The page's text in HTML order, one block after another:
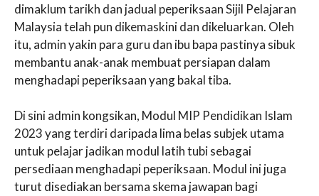
dimaklum tarikh dan jadual peperiksaan Sijil Pelajaran
Malaysia telah pun dikemaskini dan dikeluarkan. Oleh
itu, admin yakin para guru dan ibu bapa pastinya sibuk
membantu anak-anak membuat persiapan dalam
menghadapi peperiksaan yang bakal tiba.
Di sini admin kongsikan, Modul MIP Pendidikan Islam
2023 yang terdiri daripada lima belas subjek utama
untuk pelajar jadikan modul latih tubi sebagai
persediaan menghadapi peperiksaan. Modul ini juga
turut disediakan bersama skema jawapan bagi